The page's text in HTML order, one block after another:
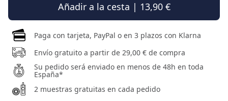
Añadir a la cesta | 13,90 €
Paga con tarjeta, PayPal o en 3 plazos con Klarna
Envío gratuito a partir de 29,00 € de compra
Su pedido será enviado en menos de 48h en toda
España*
2 muestras gratuitas en cada pedido